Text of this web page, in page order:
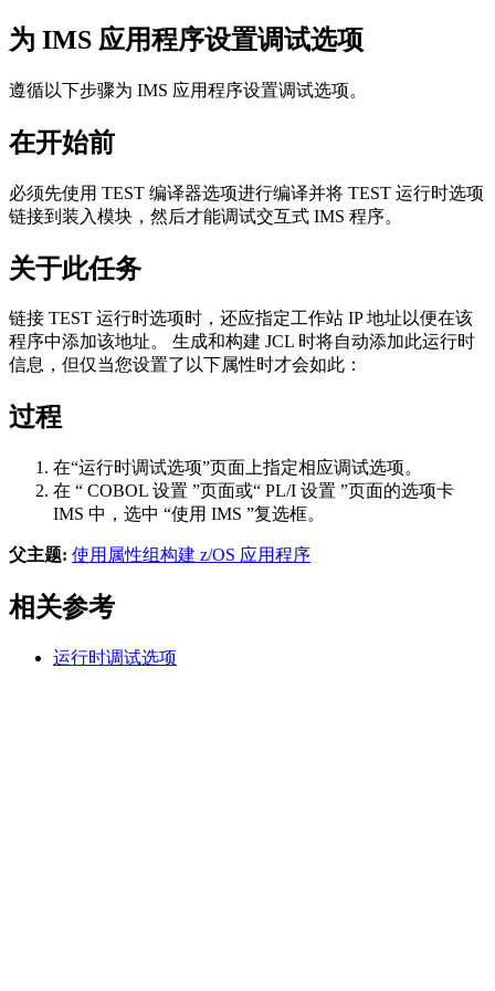
为 IMS 应用程序设置调试选项
遵循以下步骤为 IMS 应用程序设置调试选项。
在开始前
必须先使用 TEST 编译器选项进行编译并将 TEST 运行时选项
链接到装入模块，然后才能调试交互式 IMS 程序。
关于此任务
链接 TEST 运行时选项时，还应指定工作站 IP 地址以便在该
程序中添加该地址。 生成和构建 JCL 时将自动添加此运行时
信息，但仅当您设置了以下属性时才会如此：
过程
在“运行时调试选项”页面上指定相应调试选项。
在 “ COBOL 设置 ”页面或“ PL/I 设置 ”页面的选项卡
IMS 中，选中 “使用 IMS ”复选框。
父主题: 使用属性组构建 z/OS 应用程序
相关参考
运行时调试选项